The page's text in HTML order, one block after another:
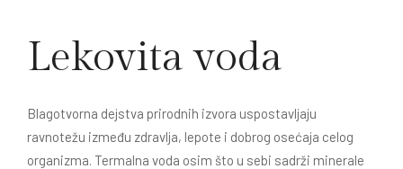
Lekovita voda
Blagotvorna dejstva prirodnih izvora uspostavljaju
ravnotežu između zdravlja, lepote i dobrog osećaja celog
organizma. Termalna voda osim što u sebi sadrži minerale